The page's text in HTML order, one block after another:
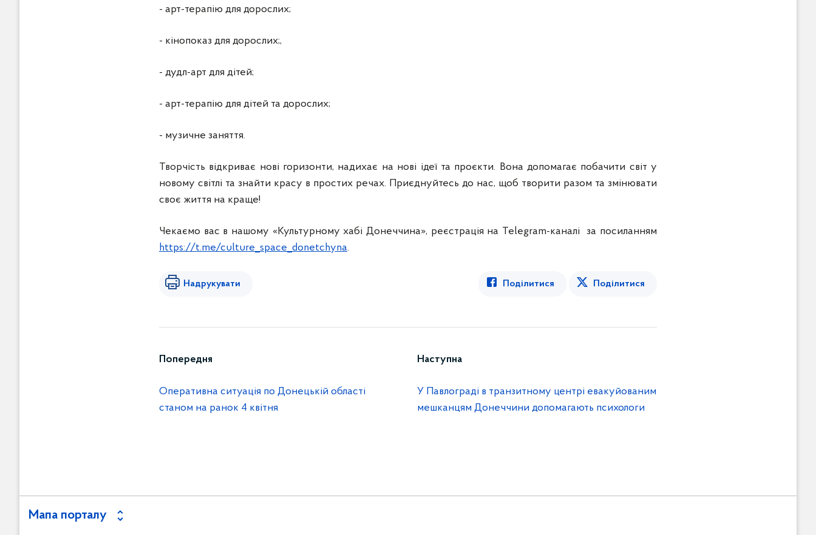
- арт-терапію для дорослих;
- кінопоказ для дорослих;,
- дудл-арт для дітей;
- арт-терапію для дітей та дорослих;
- музичне заняття.
Творчість відкриває нові горизонти, надихає на нові ідеї та проєкти. Вона допомагає побачити світ у
новому світлі та знайти красу в простих речах. Приєднуйтесь до нас, щоб творити разом та змінювати
своє життя на краще!
Чекаємо вас в нашому «Культурному хабі Донеччина», реєстрація на Telegram-каналі за посиланням
https://t.me/culture_space_donetchyna.
Надрукувати Поділитися Поділитися
Попередня
Оперативна ситуація по Донецькій області
станом на ранок 4 квітня
Наступна
У Павлограді в транзитному центрі евакуйованим
мешканцям Донеччини допомагають психологи
Мапа порталу